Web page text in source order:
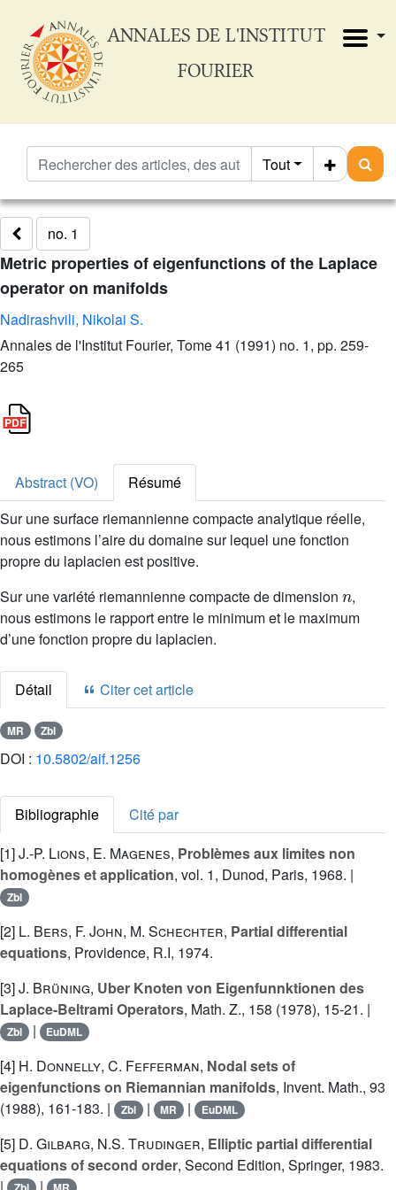
ANNALES DE L'INSTITUT
FOURIER
Tout
no. 1
Metric properties of eigenfunctions of the Laplace
operator on manifolds
Nadirashvili, Nikolai S.
Annales de l'Institut Fourier, Tome 41 (1991) no. 1, pp. 259-
265
Abstract (VO)
Résumé
Sur une surface riemannienne compacte analytique réelle,
nous estimons l’aire du domaine sur lequel une fonction
propre du laplacien est positive.
Sur une variété riemannienne compacte de dimension
,
nous estimons le rapport entre le minimum et le maximum
d’une fonction propre du laplacien.
Détail Citer cet article
MR Zbl
DOI : 10.5802/aif.1256
Bibliographie
Cité par
[1]J.-P. Lions, E. Magenes, Problèmes aux limites non
homogènes et application, vol. 1, Dunod, Paris, 1968. |
Zbl
[2] L. Bers, F. John, M. Schechter, Partial differential
equations, Providence, R.I, 1974.
[3]J. Brüning, Uber Knoten von Eigenfunnktionen des
Laplace-Beltrami Operators, Math. Z., 158 (1978), 15-21. |
Zbl | EuDML
[4] H. Donnelly, C. Fefferman, Nodal sets of
eigenfunctions on Riemannian manifolds, Invent. Math., 93
(1988), 161-183. |
Zbl | MR | EuDML
[5] D. Gilbarg, N.S. Trudinger, Elliptic partial differential
equations of second order, Second Edition, Springer, 1983.